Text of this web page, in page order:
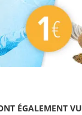
ÉGALEMENT VU